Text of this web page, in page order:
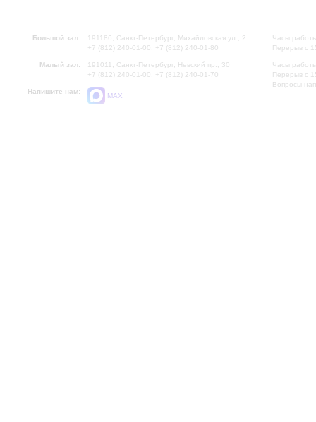
Большой зал:
191186, Санкт-Петербург, Михайловская ул., 2
+7 (812) 240-01-00, +7 (812) 240-01-80
Малый зал:
191011, Санкт-Петербург, Невский пр., 30
+7 (812) 240-01-00, +7 (812) 240-01-70
Напишите нам:
MAX
Часы
Перерыв с
Часы
Перерыв с
Вопросы